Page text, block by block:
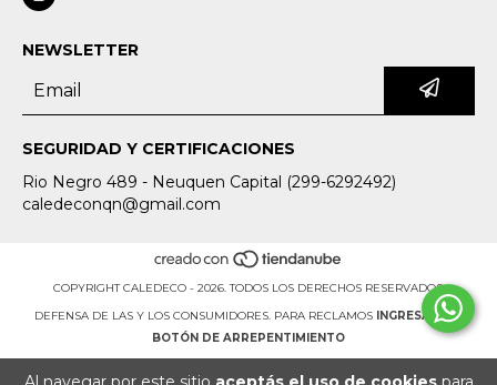
NEWSLETTER
SEGURIDAD Y CERTIFICACIONES
Rio Negro 489 - Neuquen Capital (299-6292492)
caledeconqn@gmail.com
COPYRIGHT CALEDECO - 2026. TODOS LOS DERECHOS RESERVADOS.
DEFENSA DE LAS Y LOS CONSUMIDORES. PARA RECLAMOS
INGRESÁ ACÁ.
BOTÓN DE ARREPENTIMIENTO